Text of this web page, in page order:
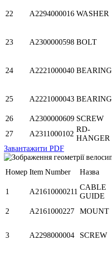
22 A2294000016 WASHER
23 A2300000598 BOLT
24 A2221000040 BEARING
25 A2221000043 BEARING
26 A2300000609 SCREW
27
A2311000102
RD-
HANGER
Завантажити PDF
Номер Item Number Назва
1
A21610000211
CABLE
GUIDE
2 A2161000227 MOUNT
3 A2298000004 SCREW